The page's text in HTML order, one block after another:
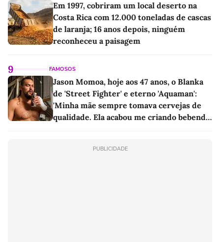
Em 1997, cobriram um local deserto na
Costa Rica com 12.000 toneladas de cascas
de laranja; 16 anos depois, ninguém
reconheceu a paisagem
9 FAMOSOS
Jason Momoa, hoje aos 47 anos, o Blanka
de 'Street Fighter' e eterno 'Aquaman':
'Minha mãe sempre tomava cervejas de
qualidade. Ela acabou me criando bebendo
PUBLICIDADE